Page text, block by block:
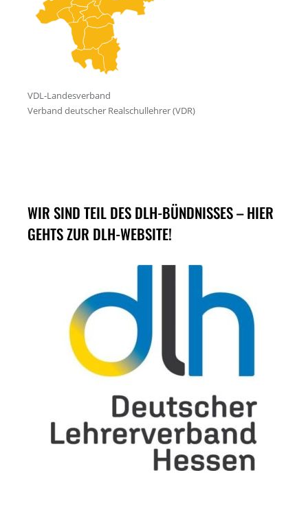
WIR SIND TEIL DES DLH-BÜNDNISSES – HIER
GEHTS ZUR DLH-WEBSITE!